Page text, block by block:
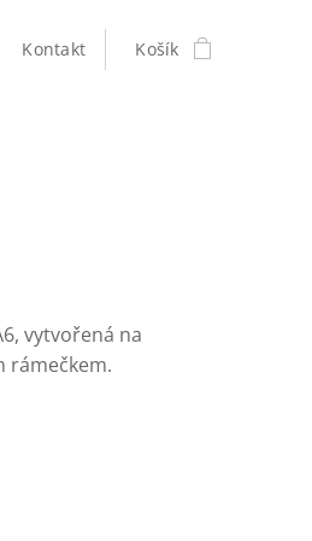
Kontakt Košík
vytvořená na
rámečkem.